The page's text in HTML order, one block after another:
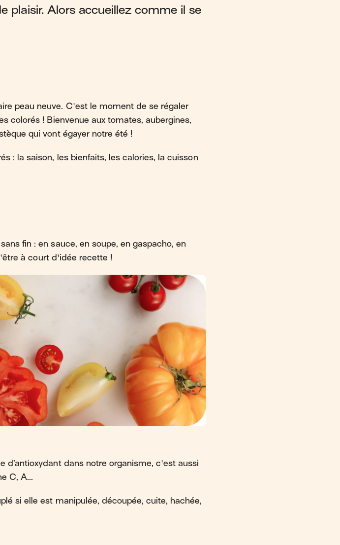
plaisir. Alors accueillez comme il se
peau neuve. C'est le moment de se régaler
colorés ! Bienvenue aux tomates, aubergines,
qui vont égayer notre été !
: la saison, les bienfaits, les calories, la cuisson
fin : en sauce, en soupe, en gaspacho, en
à court d'idée recette !
d’antioxydant dans notre organisme, c'est aussi
C, A...
si elle est manipulée, découpée, cuite, hachée,